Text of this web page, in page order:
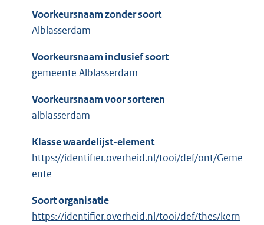
Voorkeursnaam zonder soort
Alblasserdam
Voorkeursnaam inclusief soort
gemeente Alblasserdam
Voorkeursnaam voor sorteren
alblasserdam
Klasse waardelijst-element
https://identifier.overheid.nl/tooi/def/ont/Geme
ente
Soort organisatie
https://identifier.overheid.nl/tooi/def/thes/kern